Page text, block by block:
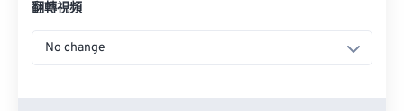
翻轉視頻
No change